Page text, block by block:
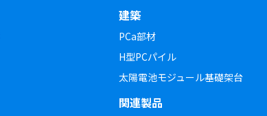
建築
PCa部材
H型PCパイル
太陽電池モジュール基礎架台
関連製品